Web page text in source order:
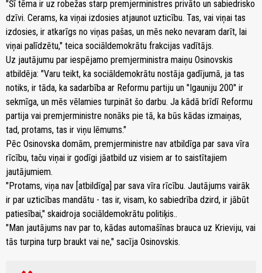
"Šī tēma ir uz robežas starp premjerministres privāto un sabiedrisko
dzīvi. Cerams, ka viņai izdosies atjaunot uzticību. Tas, vai viņai tas
izdosies, ir atkarīgs no viņas pašas, un mēs neko nevaram darīt, lai
viņai palīdzētu," teica sociāldemokrātu frakcijas vadītājs.
Uz jautājumu par iespējamo premjerministra maiņu Osinovskis
atbildēja: "Varu teikt, ka sociāldemokrātu nostāja gadījumā, ja tas
notiks, ir tāda, ka sadarbība ar Reformu partiju un "Igauniju 200" ir
sekmīga, un mēs vēlamies turpināt šo darbu. Ja kādā brīdī Reformu
partija vai premjerministre nonāks pie tā, ka būs kādas izmaiņas,
tad, protams, tas ir viņu lēmums."
Pēc Osinovska domām, premjerministre nav atbildīga par sava vīra
rīcību, taču viņai ir godīgi jāatbild uz visiem ar to saistītajiem
jautājumiem.
"Protams, viņa nav [atbildīga] par sava vīra rīcību. Jautājums vairāk
ir par uzticības mandātu - tas ir, visam, ko sabiedrība dzird, ir jābūt
patiesībai," skaidroja sociāldemokrātu politiķis..
"Man jautājums nav par to, kādas automašīnas brauca uz Krieviju, vai
tās turpina turp braukt vai ne," sacīja Osinovskis.